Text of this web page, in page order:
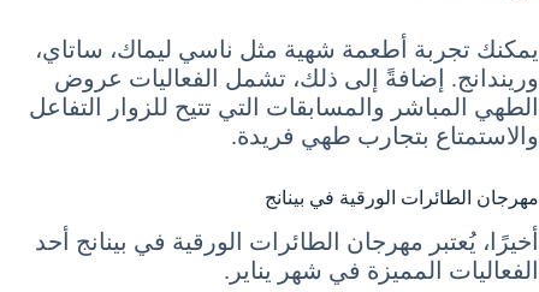
يمكنك تجربة أطعمة شهية مثل ناسي ليماك، ساتاي،
وريندانج. إضافةً إلى ذلك، تشمل الفعاليات عروض
الطهي المباشر والمسابقات التي تتيح للزوار التفاعل
والاستمتاع بتجارب طهي فريدة.
مهرجان الطائرات الورقية في بينانج
أخيرًا، يُعتبر مهرجان الطائرات الورقية في بينانج أحد
الفعاليات المميزة في شهر يناير.